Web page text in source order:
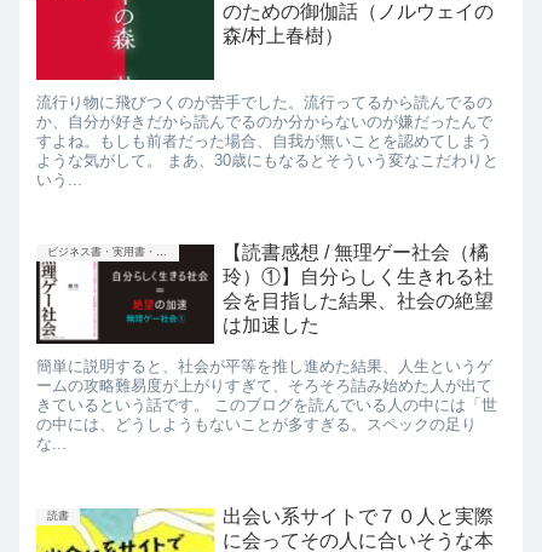
のための御伽話（ノルウェイの
森/村上春樹）
流行り物に飛びつくのが苦手でした。流行ってるから読んでるの
か、自分が好きだから読んでるのか分からないのが嫌だったんで
すよね。もしも前者だった場合、自我が無いことを認めてしまう
ような気がして。 まあ、30歳にもなるとそういう変なこだわりと
いう...
ビジネス書・実用書・新書等
【読書感想 / 無理ゲー社会（橘
玲）①】自分らしく生きれる社
会を目指した結果、社会の絶望
は加速した
簡単に説明すると、社会が平等を推し進めた結果、人生というゲ
ームの攻略難易度が上がりすぎて、そろそろ詰み始めた人が出て
きているという話です。 このブログを読んでいる人の中には「世
の中には、どうしようもないことが多すぎる。スペックの足り
な...
読書
出会い系サイトで７０人と実際
に会ってその人に合いそうな本